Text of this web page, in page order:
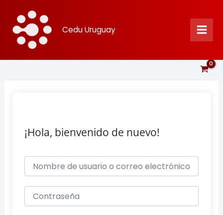
contenido
Cedu Uruguay
¡Hola, bienvenido de nuevo!